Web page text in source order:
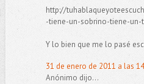
http://
-tiene-un-sobrino-tiene-
Y lo bien que me lo pasé
31 de enero de 2011 a las
Anónimo dijo...